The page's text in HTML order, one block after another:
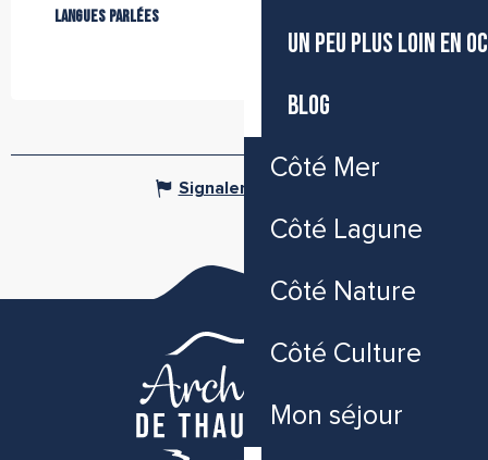
UN PEU PLUS LOIN EN
BLOG
Côté Mer
Côté Lagune
Côté Nature
Côté Culture
Mon séjour
Langues parlées
Langues parlées
Signaler une erreur